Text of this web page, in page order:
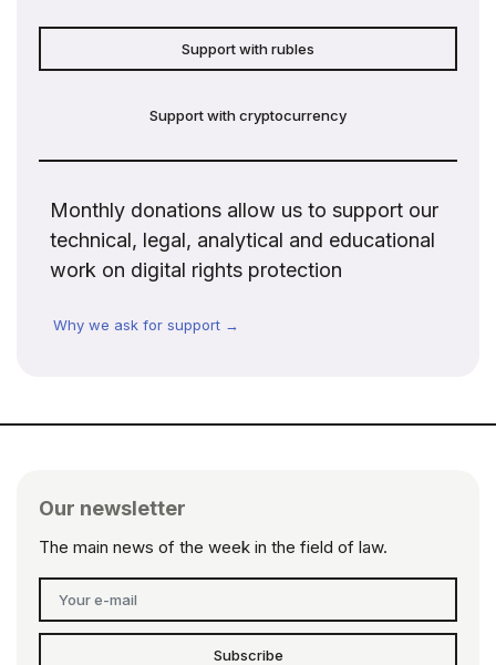
Support with rubles
Support with cryptocurrency
Monthly donations allow us to support our
technical, legal, analytical and educational
work on digital rights protection
Why we ask for support →
Our newsletter
The main news of the week in the field of law.
Subscribe